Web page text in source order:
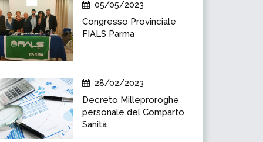
05/05/2023
Congresso Provinciale
FIALS Parma
28/02/2023
Decreto Milleproroghe
personale del Comparto
Sanità